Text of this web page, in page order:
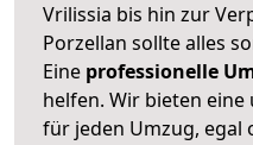
Vrilissia bis hin zur
Porzellan sollte alles
Eine professionelle
helfen. Wir bieten eine
für jeden Umzug, egal